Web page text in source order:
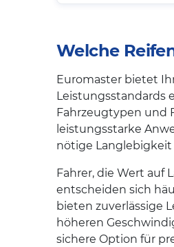
Welche
Euromaster bietet
Leistungsstandards
Fahrzeugtypen und
leistungsstarke
nötige
Fahrer, die Wert
entscheiden sich
bieten zuverlässige
höheren
sichere Option für